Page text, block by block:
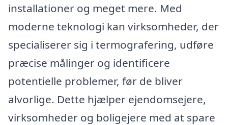
installationer og meget mere. Med
moderne teknologi kan virksomheder, der
specialiserer sig i termografering, udføre
præcise målinger og identificere
potentielle problemer, før de bliver
alvorlige. Dette hjælper ejendomsejere,
virksomheder og boligejere med at spare